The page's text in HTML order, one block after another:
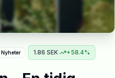
Nyheter 1.86 SEK· +58.4%